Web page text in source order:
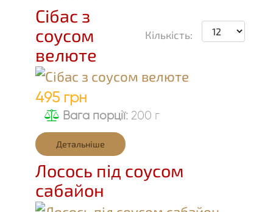
Кількість:
Сібас з
соусом
велюте
495 грн
Вага порції: 200 г
Детальніше
Лосось під соусом
сабайон